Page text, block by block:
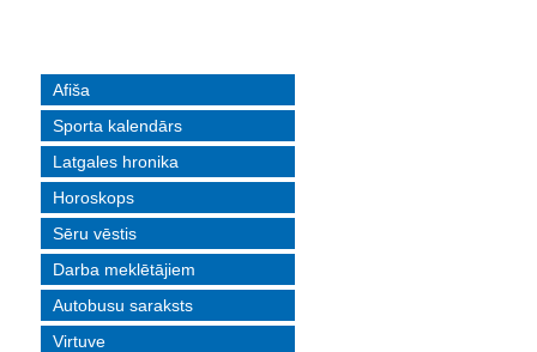
Afiša
Sporta kalendārs
Latgales hronika
Horoskops
Sēru vēstis
Darba meklētājiem
Autobusu saraksts
Virtuve